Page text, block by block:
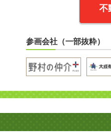
不
参画会社（一部抜粋）